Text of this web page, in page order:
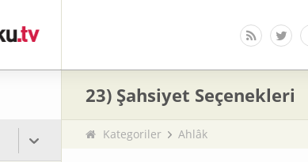
23) Şahsiyet Seçenekleri
Kategoriler Ahlâk